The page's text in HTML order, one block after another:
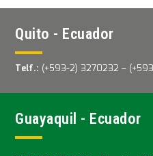
Quito - Ecuador
Telf.: (+593-2) 3270232 –
Guayaquil - Ecuador